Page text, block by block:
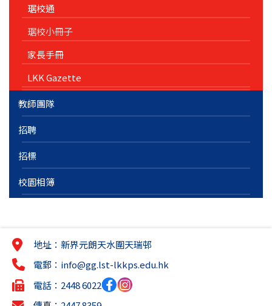
琚校通
琚校小冊子
家長手冊
LKK Gazette
教師團隊
招聘
招標
校園相簿
地址：新界元朗天水圍天瑞邨
電郵： info@gg.lst-lkkps.edu.hk
電話：2448 6022